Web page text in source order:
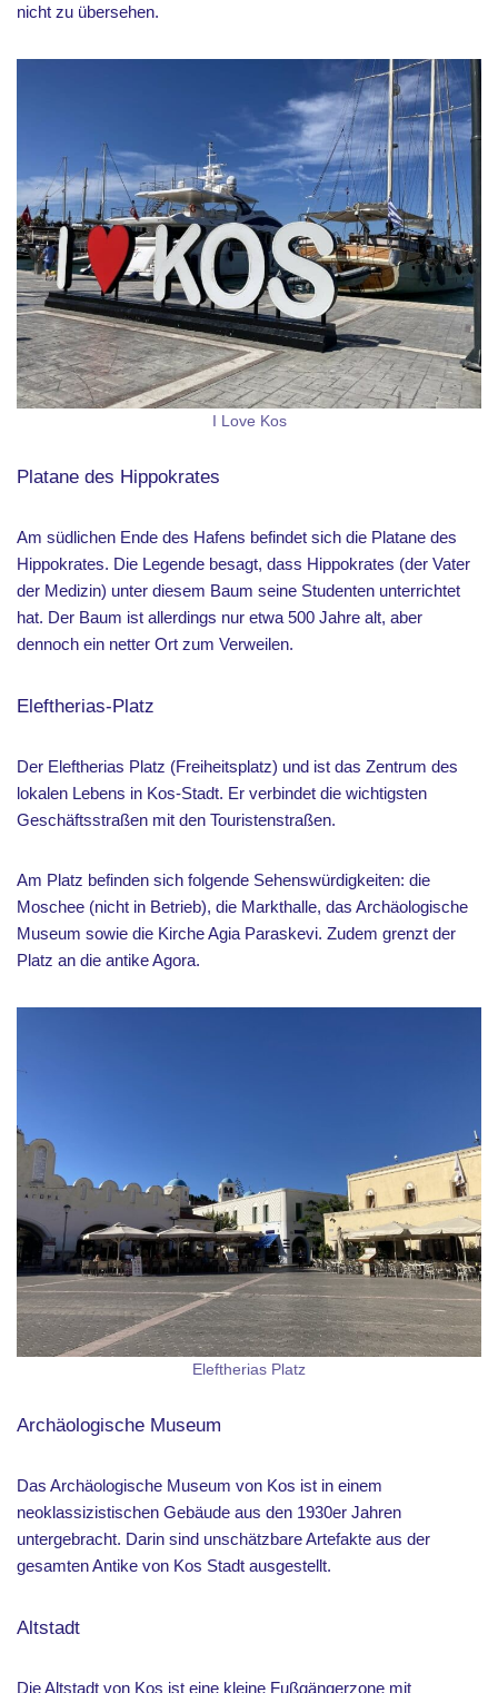
nicht zu übersehen.
I Love Kos
Platane des Hippokrates
Am südlichen Ende des Hafens befindet sich die Platane des
Hippokrates. Die Legende besagt, dass Hippokrates (der Vater
der Medizin) unter diesem Baum seine Studenten unterrichtet
hat. Der Baum ist allerdings nur etwa 500 Jahre alt, aber
dennoch ein netter Ort zum Verweilen.
Eleftherias-Platz
Der Eleftherias Platz (Freiheitsplatz) und ist das Zentrum des
lokalen Lebens in Kos-Stadt. Er verbindet die wichtigsten
Geschäftsstraßen mit den Touristenstraßen.
Am Platz befinden sich folgende Sehenswürdigkeiten: die
Moschee (nicht in Betrieb), die Markthalle, das Archäologische
Museum sowie die Kirche Agia Paraskevi. Zudem grenzt der
Platz an die antike Agora.
Eleftherias Platz
Archäologische Museum
Das Archäologische Museum von Kos ist in einem
neoklassizistischen Gebäude aus den 1930er Jahren
untergebracht. Darin sind unschätzbare Artefakte aus der
gesamten Antike von Kos Stadt ausgestellt.
Altstadt
Die Altstadt von Kos ist eine kleine Fußgängerzone mit